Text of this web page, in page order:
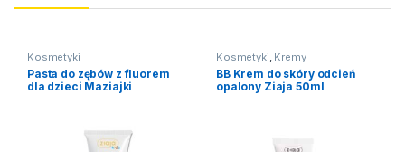
Kosmetyki
Pasta do zębów z fluorem
dla dzieci Maziajki
Kosmetyki, Kremy
BB Krem do skóry odcień
opalony Ziaja 50ml